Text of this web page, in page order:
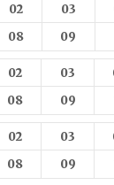
02 03
08 09
02 03
08 09
02 03
08 09